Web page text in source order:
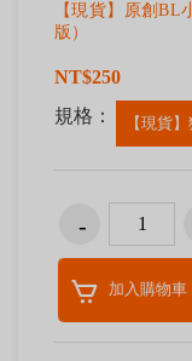
【現貨】原創BL
版）
NT$250
規格：
【現貨
加入購物車